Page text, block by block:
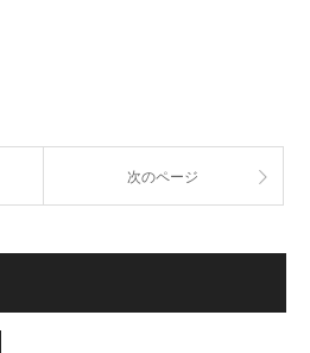
次のページ